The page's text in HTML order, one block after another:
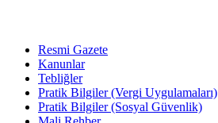
Resmi Gazete
Kanunlar
Tebliğler
Pratik Bilgiler (Vergi Uygulamaları)
Pratik Bilgiler (Sosyal Güvenlik)